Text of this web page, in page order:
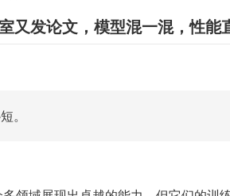
又发论文，模型混一混，性能
。